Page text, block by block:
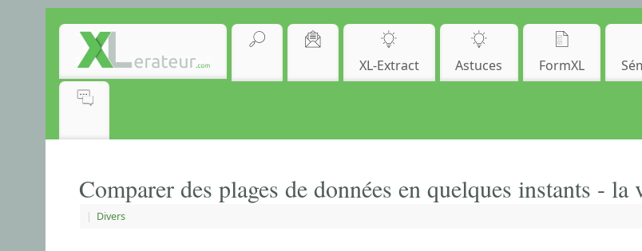
XL-Extract Astuces FormXL
Comparer des plages de données en quelques instants - la
| Divers